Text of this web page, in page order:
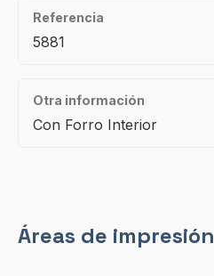
Referencia
5881
Otra información
Con Forro Interior
Áreas de impresión